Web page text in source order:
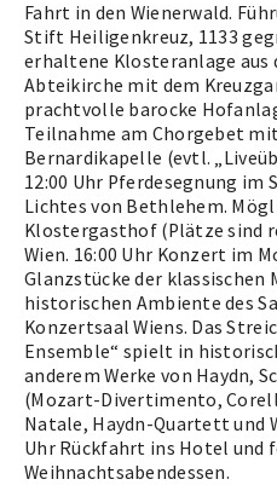
Fahrt in den Wienerwald.
Stift Heiligenkreuz, 1133
erhaltene Klosteranlage
Abteikirche mit dem
prachtvolle barocke
Teilnahme am Chorgebet
Bernardikapelle (evtl.
12:00 Uhr Pferdesegnung
Lichtes von Bethlehem.
Klostergasthof (Plätze sind
Wien. 16:00 Uhr Konzert im
Glanzstücke der klassischen
historischen Ambiente des
Konzertsaal Wiens. Das
Ensemble“ spielt in
anderem Werke von Haydn,
(Mozart-Divertimento,
Natale, Haydn-Quartett und
Uhr Rückfahrt ins Hotel und
Weihnachtsabendessen.